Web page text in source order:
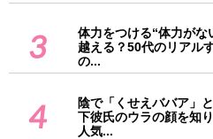
3
体力をつける“体力がな
越える？50代のリアル
の...
4
陰で「くせえババア」
下彼氏のウラの顔を知
人気...